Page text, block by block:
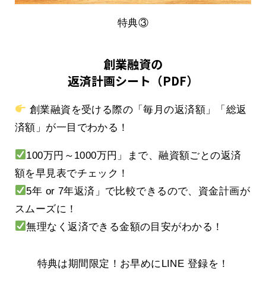
特典③
創業融資の
返済計画シート（PDF）
創業融資を受ける際の「毎月の返済額」「総返
済額」が一目でわかる！
100万円～1000万円」まで、融資額ごとの返済
額を早見表でチェック！
5年 or 7年返済」で比較できるので、資金計画が
スムーズに！
無理なく返済できる金額の目安がわかる！
特典は期間限定！お早めにLINE 登録を！